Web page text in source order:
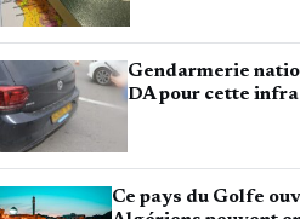
Gendarmerie
DA pour cette
Ce pays du Golfe